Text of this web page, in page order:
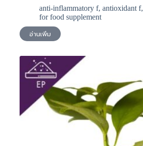
anti-inflammatory f, antioxidant f,
for food supplement
อ่านเพิ่ม